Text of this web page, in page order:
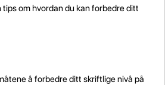
tips om hvordan du kan forbedre ditt
å forbedre ditt skriftlige nivå på